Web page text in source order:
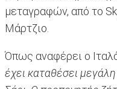
μεταγραφών, από το
Μάρτζιο.
Όπως αναφέρει ο
έχει καταθέσει